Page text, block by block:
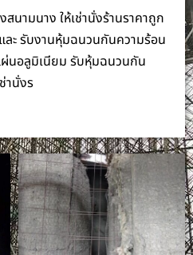
ามนาง ให้เช่านั่งร้านราคาถูก
ะ รับงานหุ้มฉนวนกันความร้อน
นอลูมิเนียม รับหุ้มฉนวนกัน
านั่งร